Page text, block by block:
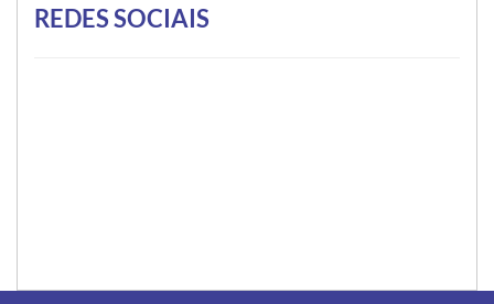
REDES SOCIAIS